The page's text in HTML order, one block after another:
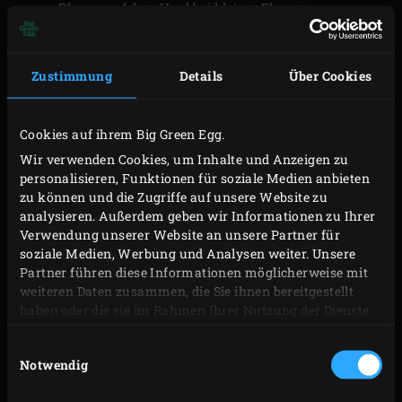
Zustimmung Details Über Cookies
Cookies auf ihrem Big Green Egg.
Wir verwenden Cookies, um Inhalte und Anzeigen zu
personalisieren, Funktionen für soziale Medien anbieten
zu können und die Zugriffe auf unsere Website zu
analysieren. Außerdem geben wir Informationen zu Ihrer
Verwendung unserer Website an unsere Partner für
soziale Medien, Werbung und Analysen weiter. Unsere
Partner führen diese Informationen möglicherweise mit
weiteren Daten zusammen, die Sie ihnen bereitgestellt
haben oder die sie im Rahmen Ihrer Nutzung der Dienste
Notwendig
Pfanne auf dem Herd bei kleiner Flamme
schmelzen lassen. Die Butter darf nicht zu heiß
Dann die Butter in die Schüssel einer
den Farinzucker hinzufügen und die Maschine
einschalten. Nacheinander die Eier, die
zerstampften Bananen, das Mehl, das
Mandelpulver, die Kokosraspeln und eine Prise Salz
beifügen und alles zu einem glatten Teig
vermischen.
Eine Kuchenform (mit einem Inhalt von 1,5 Liter)
mit Butter einfetten, mit Mehl bestäuben und das
in der Kuchenform verteilen.
Die Form auf den Rost stellen, den Deckel des EGGs